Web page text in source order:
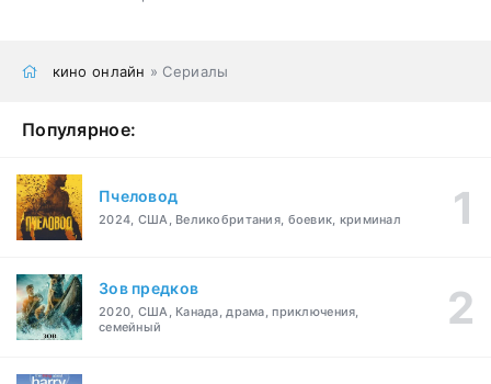
кино онлайн » Сериалы
Популярное:
Пчеловод
2024, США, Великобритания, боевик, криминал
Зов предков
2020, США, Канада, драма, приключения,
семейный